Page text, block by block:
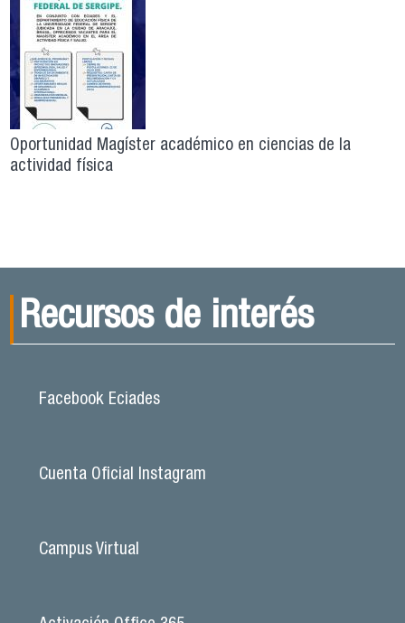
Oportunidad Magíster académico en ciencias de la
actividad física
Recursos de interés
Facebook Eciades
Cuenta Oficial Instagram
Campus Virtual